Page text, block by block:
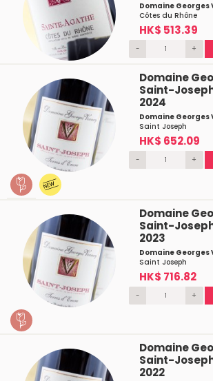
Domaine Georges
Côtes du Rhône
HK$ 513.39
- +
Domaine
Saint-
2024
Domaine Georges
Saint Joseph
HK$ 652.09
- +
Domaine
Saint-
2023
Domaine Georges
Saint Joseph
HK$ 716.82
- +
Domaine
Saint-
2022